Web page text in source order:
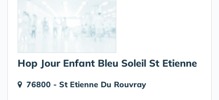
Hop Jour Enfant Bleu Soleil St Etienne
76800 - St Etienne Du Rouvray